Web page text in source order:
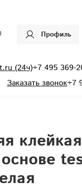
Профиль
(24ч)+7 495 369-
Заказать звонок+7